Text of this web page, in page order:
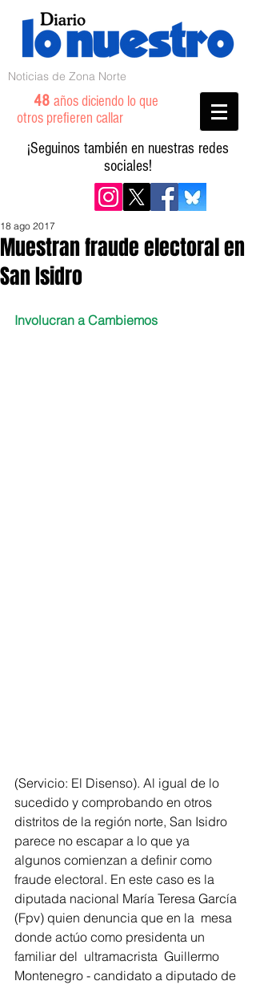
Noticias de Zona Norte
48 años diciendo lo que
otros prefieren callar
¡Seguinos también en nuestras redes
sociales!
Muestran fraude electoral en
San Isidro
18 ago 2017
Involucran a Cambiemos
(Servicio: El Disenso). Al igual de lo
sucedido y comprobando en otros
distritos de la región norte, San Isidro
parece no escapar a lo que ya
algunos comienzan a definir como
fraude electoral. En este caso es la
diputada nacional María Teresa García
(Fpv) quien denuncia que en la  mesa
donde actúo como presidenta un
familiar del  ultramacrista  Guillermo
Montenegro - candidato a diputado de